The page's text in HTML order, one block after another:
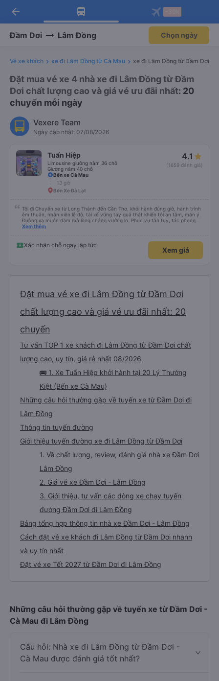
Tải app Vexere ngay!
Nhận ưu đãi thành viên độc
Mở app
Tải app Vexere
-30k/ghế khi đặt vé máy bay qua
Mở app
arrow_back
Đầm Dơi Lâm Đồng Chọn ngày
Vé xe khách xe đi Lâm Đồng từ Cà Mau xe đi Lâm Đồng từ Đầm Dơi
Đặt mua vé xe 4 nhà xe đi Lâm Đồng từ Đầm
Dơi chất lượng cao và giá vé ưu đãi nhất: 20
chuyến mỗi ngày
Vexere Team
Ngày cập nhật: 07/08/2026
Tuấn Hiệp
Limousine giường nằm 36 chỗ
Giường nằm 40 chỗ
4.1
(1659 đánh giá)
Bến xe Cà Mau
13 giờ
Bến Xe Đà Lạt
Tôi đi Chuyến xe từ Long Thành đến Cần Thơ, khởi hành đúng giờ, hành trình
êm thuận, nhân viên lễ độ, tài xế vững tay quả thật khiến tôi an tâm, mãn ý.
Đường xa muôn dặm mà lòng chẳng vướng lo. Phục vụ tận tụy, tác phong
nghiêm cẩn, hiếm thấy giữa thời buổi kim tiền vội vã. Xã hội loạn đạo. Xin gửi
Xem thêm
Xác nhận chỗ ngay lập tức
Xem giá
Đặt mua vé xe đi Lâm Đồng từ Đầm Dơi
chất lượng cao và giá vé ưu đãi nhất: 20
chuyến
Tư vấn TOP 1 xe khách đi Lâm Đồng từ Đầm Dơi chất
lượng cao, uy tín, giá rẻ nhất 08/2026
🚌 1. Xe Tuấn Hiệp khởi hành tại 20 Lý Thường
Kiệt (Bến xe Cà Mau)
Những câu hỏi thường gặp về tuyến xe từ Đầm Dơi đi
Lâm Đồng
Thông tin tuyến đường
Giới thiệu tuyến đường xe đi Lâm Đồng từ Đầm Dơi
1. Về chất lượng, review, đánh giá nhà xe Đầm Dơi
Lâm Đồng
2. Giá vé xe Đầm Dơi - Lâm Đồng
3. Giới thiệu, tư vấn các dòng xe chạy tuyến
đường Đầm Dơi đi Lâm Đồng
Bảng tổng hợp thông tin nhà xe Đầm Dơi - Lâm Đồng
Cách đặt vé xe khách đi Lâm Đồng từ Đầm Dơi nhanh
và uy tín nhất
Đặt vé xe Tết 2027 từ Đầm Dơi đi Lâm Đồng
Những câu hỏi thường gặp về tuyến xe từ Đầm Dơi -
Cà Mau đi Lâm Đồng
Câu hỏi: Nhà xe đi Lâm Đồng từ Đầm Dơi -
Cà Mau được đánh giá tốt nhất?